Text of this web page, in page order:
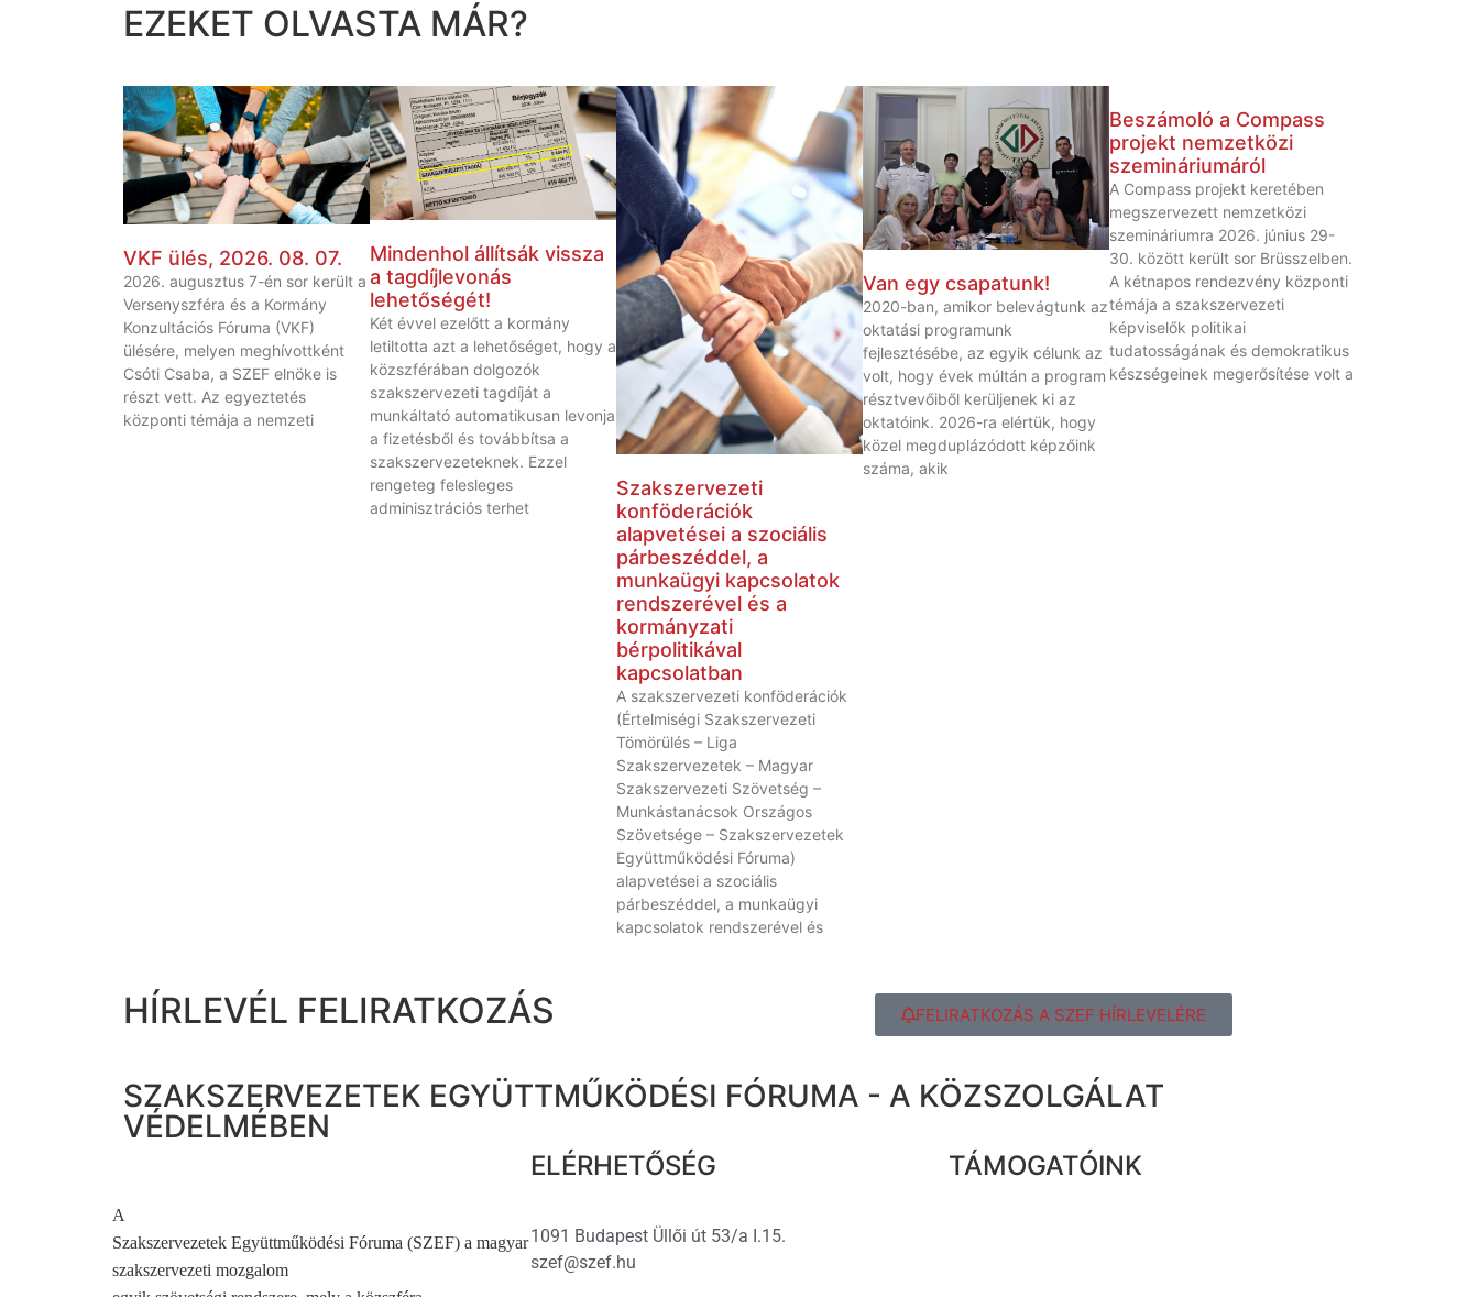
EZEKET OLVASTA MÁR?
VKF ülés, 2026. 08. 07.
2026. augusztus 7-én sor került a
Versenyszféra és a Kormány
Konzultációs Fóruma (VKF)
ülésére, melyen meghívottként
Csóti Csaba, a SZEF elnöke is
részt vett. Az egyeztetés
központi témája a nemzeti
Mindenhol állítsák vissza
a tagdíjlevonás
lehetőségét!
Két évvel ezelőtt a kormány
letiltotta azt a lehetőséget, hogy a
közszférában dolgozók
szakszervezeti tagdíját a
munkáltató automatikusan levonja
a fizetésből és továbbítsa a
szakszervezeteknek. Ezzel
rengeteg felesleges
adminisztrációs terhet
Szakszervezeti
konföderációk
alapvetései a szociális
párbeszéddel, a
munkaügyi kapcsolatok
rendszerével és a
kormányzati
bérpolitikával
kapcsolatban
A szakszervezeti konföderációk
(Értelmiségi Szakszervezeti
Tömörülés – Liga
Szakszervezetek – Magyar
Szakszervezeti Szövetség –
Munkástanácsok Országos
Szövetsége – Szakszervezetek
Együttműködési Fóruma)
alapvetései a szociális
párbeszéddel, a munkaügyi
kapcsolatok rendszerével és
Van egy csapatunk!
2020-ban, amikor belevágtunk az
oktatási programunk
fejlesztésébe, az egyik célunk az
volt, hogy évek múltán a program
résztvevőiből kerüljenek ki az
oktatóink. 2026-ra elértük, hogy
közel megduplázódott képzőink
száma, akik
Beszámoló a Compass
projekt nemzetközi
szemináriumáról
A Compass projekt keretében
megszervezett nemzetközi
szemináriumra 2026. június 29-
30. között került sor Brüsszelben.
A kétnapos rendezvény központi
témája a szakszervezeti
képviselők politikai
tudatosságának és demokratikus
készségeinek megerősítése volt a
HÍRLEVÉL FELIRATKOZÁS FELIRATKOZÁS A SZEF HÍRLEVELÉRE
SZAKSZERVEZETEK EGYÜTTMŰKÖDÉSI FÓRUMA - A KÖZSZOLGÁLAT
VÉDELMÉBEN
A
Szakszervezetek Együttműködési Fóruma (SZEF) a magyar
szakszervezeti mozgalom
ELÉRHETŐSÉG
1091 Budapest Üllői út 53/a I.15.
szef@szef.hu
TÁMOGATÓINK